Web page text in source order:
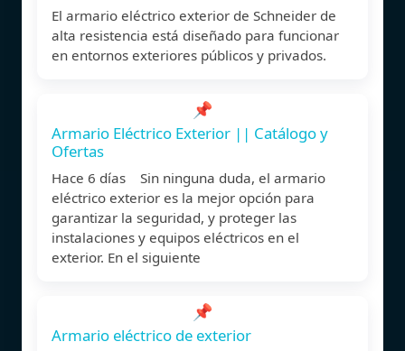
El armario eléctrico exterior de Schneider de
alta resistencia está diseñado para funcionar
en entornos exteriores públicos y privados.
📌
Armario Eléctrico Exterior || Catálogo y
Ofertas
Hace 6 días Sin ninguna duda, el armario
eléctrico exterior es la mejor opción para
garantizar la seguridad, y proteger las
instalaciones y equipos eléctricos en el
exterior. En el siguiente
📌
Armario eléctrico de exterior